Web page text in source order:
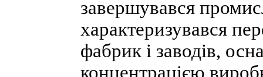
завершувався
характеризувався
фабрик і заводів,
концентрацією